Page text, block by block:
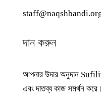
দান করুন
আপনার উদার অনুদান
এবং দাতব্য কাজ সমর্থন